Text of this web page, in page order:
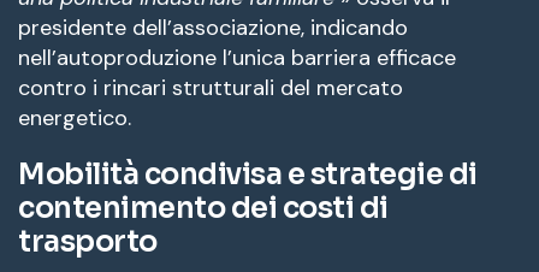
presidente dell’associazione, indicando
nell’autoproduzione l’unica barriera efficace
contro i rincari strutturali del mercato
energetico.
Mobilità condivisa e strategie di
contenimento dei costi di
trasporto